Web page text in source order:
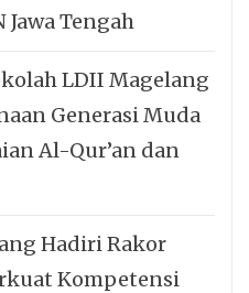
Jawa Tengah
LDII Magelang
Generasi Muda
Al-Qur’an dan
Hadiri Rakor
Kompetensi